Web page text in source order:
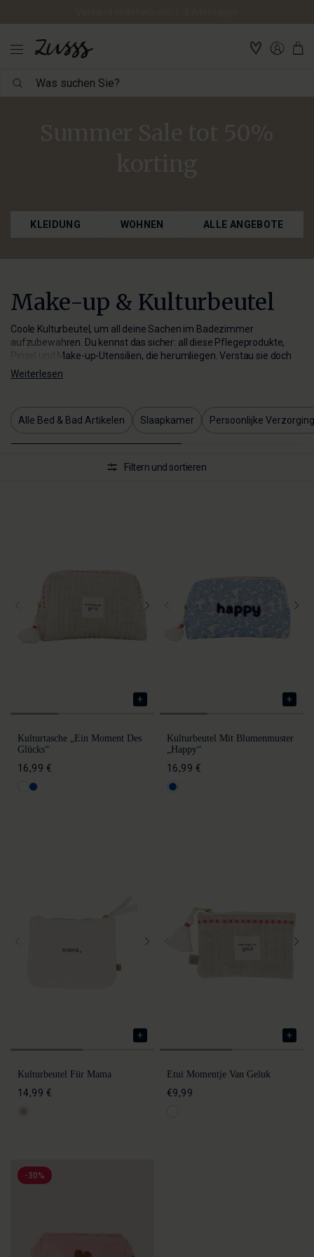
Was
KLEIDUNG WOHNEN ALLE ANGEBOTE
Make-up & Kulturbeutel
Coole Kulturbeutel, um all deine Sachen im Badezimmer
aufzubewahren. Du kennst das sicher: all diese Pflegeprodukte,
Pinsel und Make-up-Utensilien, die herumliegen. Verstau sie doch
einfach in einem schicken Kulturbeutel oder einer Make-up-Tasche!
Weiterlesen
Alle Bed & Bad Artikelen Slaapkamer Persoonlijke Verzorging
Filtern und sortieren
Kulturtasche „Ein Moment Des
Glücks“
16,99 €
Kulturbeutel Mit Blumenmuster
„Happy“
16,99 €
Kulturbeutel Für Mama
14,99 €
Etui Momentje Van Geluk
€9,99
-30%